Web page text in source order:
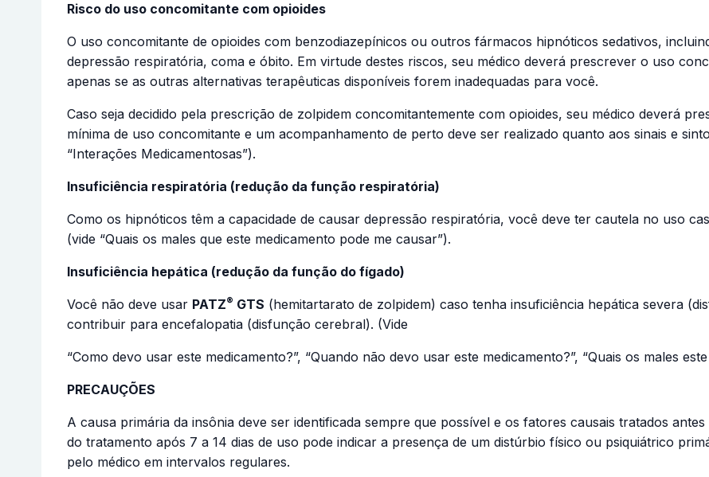
Risco do uso concomitante com opioides
O uso concomitante de opioides com benzodiazepínicos ou outros fármacos hipnóticos sedativos,
depressão respiratória, coma e óbito. Em virtude destes riscos, seu médico deverá prescrever o uso
apenas se as outras alternativas terapêuticas disponíveis forem inadequadas para você.
Caso seja decidido pela prescrição de zolpidem concomitantemente com opioides, seu médico deverá
mínima de uso concomitante e um acompanhamento de perto deve ser realizado quanto aos sinais e
“Interações Medicamentosas”).
Insuficiência respiratória (redução da função respiratória)
Como os hipnóticos têm a capacidade de causar depressão respiratória, você deve ter cautela no uso
(vide “Quais os males que este medicamento pode me causar”).
Insuficiência hepática (redução da função do fígado)
Você não deve usar PATZ® GTS (hemitartarato de zolpidem) caso tenha insuficiência hepática severa
contribuir para encefalopatia (disfunção cerebral). (Vide
“Como devo usar este medicamento?”, “Quando não devo usar este medicamento?”, “Quais os males
PRECAUÇÕES
A causa primária da insônia deve ser identificada sempre que possível e os fatores causais tratados
do tratamento após 7 a 14 dias de uso pode indicar a presença de um distúrbio físico ou psiquiátrico
pelo médico em intervalos regulares.